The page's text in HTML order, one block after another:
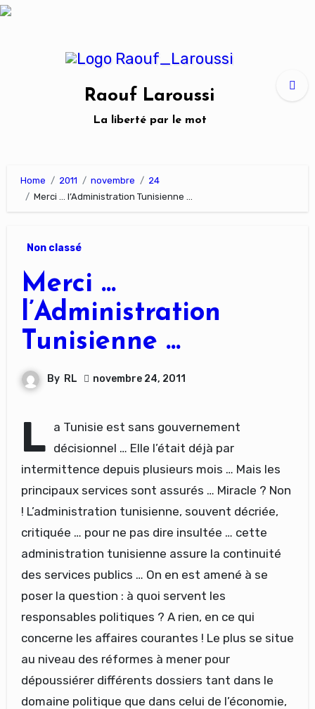
Skip
Raouf Laroussi
La liberté par le mot
Home 2011 novembre
24
Merci … l’Administration Tunisienne …
Non classé
Merci …
l’Administration
Tunisienne …
By RL novembre 24, 2011
L a Tunisie est sans gouvernement
décisionnel … Elle l’était déjà par
intermittence depuis plusieurs mois … Mais les
principaux services sont assurés … Miracle ? Non
! L’administration tunisienne, souvent décriée,
critiquée … pour ne pas dire insultée … cette
administration tunisienne assure la continuité
des services publics … On en est amené à se
poser la question : à quoi servent les
responsables politiques ? A rien, en ce qui
concerne les affaires courantes ! Le plus se situe
au niveau des réformes à mener pour
dépoussiérer différents dossiers tant dans le
domaine politique que dans celui de l’économie,